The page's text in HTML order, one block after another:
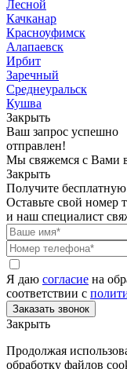
Лесной
Качканар
Красноуфимск
Алапаевск
Ирбит
Заречный
Среднеуральск
Кушва
Закрыть
Ваш запрос успешно
отправлен!
Мы свяжемся с Вами
Закрыть
Получите
Оставьте свой номер
и наш специалист
Я даю согласие на
соответствии с
Закрыть
Продолжая
обработку файлов